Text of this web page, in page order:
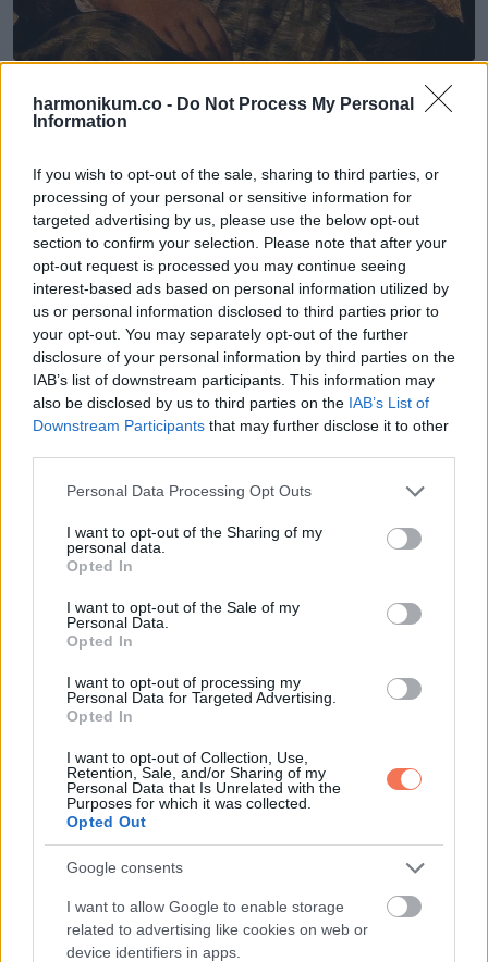
harmonikum.co - Do Not Process My Personal
Information
If you wish to opt-out of the sale, sharing to third parties, or
processing of your personal or sensitive information for
targeted advertising by us, please use the below opt-out
section to confirm your selection. Please note that after your
opt-out request is processed you may continue seeing
interest-based ads based on personal information utilized by
us or personal information disclosed to third parties prior to
your opt-out. You may separately opt-out of the further
disclosure of your personal information by third parties on the
IAB’s list of downstream participants. This information may
also be disclosed by us to third parties on the IAB’s List of
Downstream Participants that may further disclose it to other
Please note that this website/app uses one or more Google
not limited to your visit or usage behaviour. You may click to
grant or deny consent to Google and its third-party tags to
use your data for below specified purposes in below Google
consent section.
Personal Data Processing Opt Outs
I want to opt-out of the Sharing of my
personal data.
Opted In
I want to opt-out of the Sale of my
Personal Data.
Opted In
I want to opt-out of processing my
Personal Data for Targeted Advertising.
Opted In
I want to opt-out of Collection, Use,
Retention, Sale, and/or Sharing of my
Personal Data that Is Unrelated with the
Purposes for which it was collected.
Opted Out
Google consents
I want to allow Google to enable storage
related to advertising like cookies on web or
device identifiers in apps.
8. Freddie Mercury